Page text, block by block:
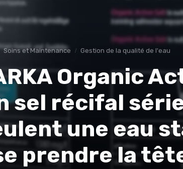
Soins et Maintenance Gestion de la qualité de l'eau
Organic
sel récifal
une eau
prendre la